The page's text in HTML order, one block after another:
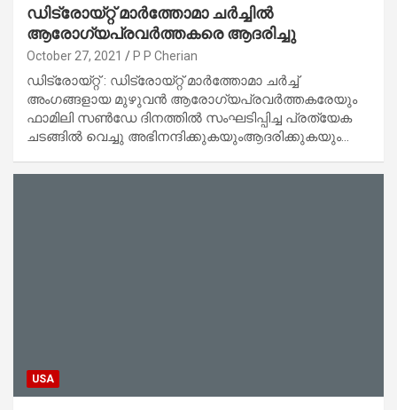
ഡിട്രോയ്റ്റ് മാര്‍ത്തോമാ ചര്‍ച്ചില്‍
ആരോഗ്യപ്രവര്‍ത്തകരെ ആദരിച്ചു
October 27, 2021 P P Cherian
ഡിട്രോയ്റ്റ് : ഡിട്രോയ്റ്റ് മാര്‍ത്തോമാ ചര്‍ച്ച്
അംഗങ്ങളായ മുഴുവന്‍ ആരോഗ്യപ്രവര്‍ത്തകരേയും
ഫാമിലി സണ്‍ഡേ ദിനത്തില്‍ സംഘടിപ്പിച്ച പ്രത്യേക
ചടങ്ങില്‍ വെച്ചു അഭിനന്ദിക്കുകയുംആദരിക്കുകയും…
USA